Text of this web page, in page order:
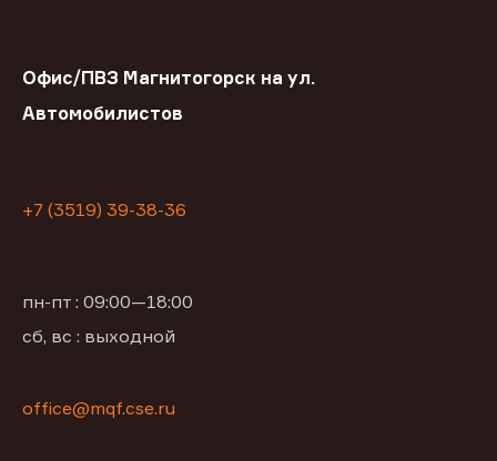
Офис/ПВЗ Магнитогорск на ул.
Автомобилистов
+7 (3519) 39-38-36
пн-пт : 09:00—18:00
сб, вс : выходной
office@mqf.cse.ru